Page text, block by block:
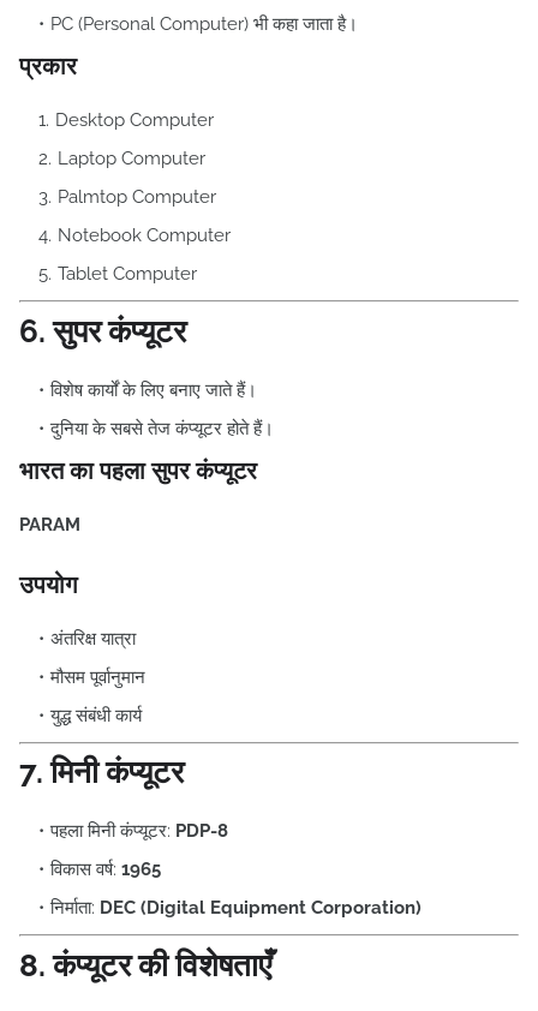
PC (Personal Computer) भी कहा जाता है।
प्रकार
Desktop Computer
Laptop Computer
Palmtop Computer
Notebook Computer
Tablet Computer
6. सुपर कंप्यूटर
विशेष कार्यों के लिए बनाए जाते हैं।
दुनिया के सबसे तेज कंप्यूटर होते हैं।
भारत का पहला सुपर कंप्यूटर
PARAM
उपयोग
अंतरिक्ष यात्रा
मौसम पूर्वानुमान
युद्ध संबंधी कार्य
7. मिनी कंप्यूटर
पहला मिनी कंप्यूटर: PDP-8
विकास वर्ष: 1965
निर्माता: DEC (Digital Equipment Corporation)
8. कंप्यूटर की विशेषताएँ